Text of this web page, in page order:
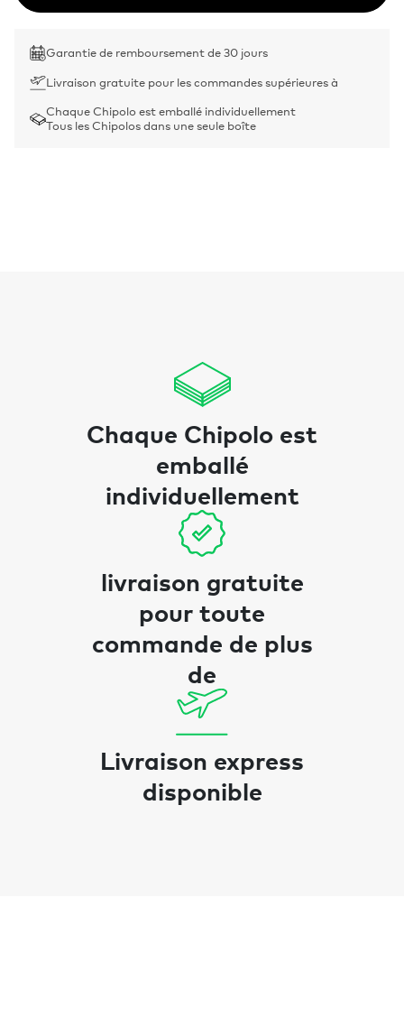
Garantie de remboursement de 30 jours
Livraison gratuite pour les commandes supérieures à
Chaque Chipolo est emballé individuellement
Tous les Chipolos dans une seule boîte
Chaque Chipolo est
emballé
individuellement
livraison gratuite
pour toute
commande de plus
de
Livraison express
disponible